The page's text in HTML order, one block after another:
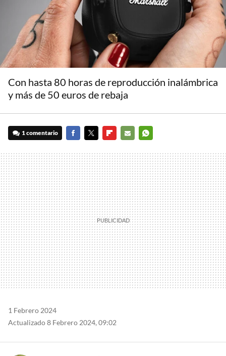
Con hasta 80 horas de reproducción inalámbrica
y más de 50 euros de rebaja
1 comentario
MAIL
1 Febrero 2024
Actualizado 8 Febrero 2024, 09:02